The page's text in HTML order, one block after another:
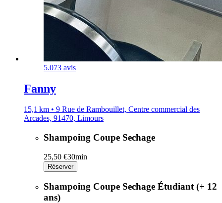
5.073 avis
Fanny
15,1 km • 9 Rue de Rambouillet, Centre commercial des
Arcades, 91470, Limours
Shampoing Coupe Sechage
25,50 €30min
Réserver
Shampoing Coupe Sechage Étudiant (+ 12
ans)